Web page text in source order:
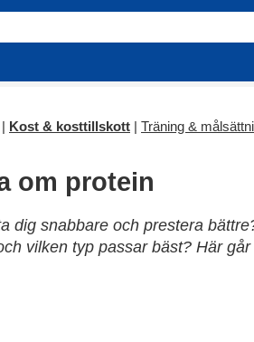
| Kost & kosttillskott | Träning &
om protein
dig snabbare och prestera
vilken typ passar bäst? Här